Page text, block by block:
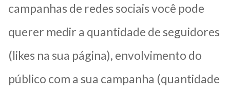
campanhas de redes sociais você pode
querer medir a quantidade de seguidores
(likes na sua página), envolvimento do
público com a sua campanha (quantidade